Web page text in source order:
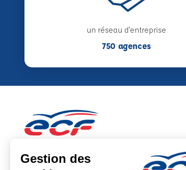
un réseau d'entreprise
750 agences